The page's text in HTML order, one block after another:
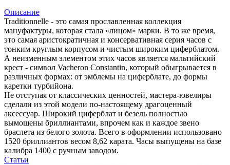
Описание
Traditionnelle - это самая прославленная коллекция
мануфактуры, которая стала «лицом» марки. В то же время,
это самая аристократичная и консервативная серия часов с
тонким круглым корпусом и чистым широким циферблатом.
А неизменным элементом этих часов является мальтийский
крест - символ Vacheron Constantin, который обыгрывается в
различных формах: от эмблемы на циферблате, до формы
каретки турбийона.
Не отступая от классических ценностей, мастера-ювелиры
сделали из этой модели по-настоящему драгоценный
аксессуар. Широкий циферблат и безель полностью
вымощены бриллиантами, впрочем как и каждое звено
браслета из белого золота. Всего в оформлении использовано
1520 бриллиантов весом 8,62 карата. Часы выпущены на базе
калибра 1400 с ручным заводом.
Статьи